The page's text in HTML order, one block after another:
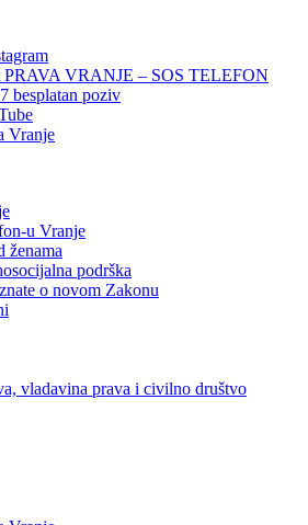
VRANJE – SOS TELEFON
besplatan poziv
u Vranje
ženama
podrška
o novom Zakonu
vladavina prava i civilno društvo